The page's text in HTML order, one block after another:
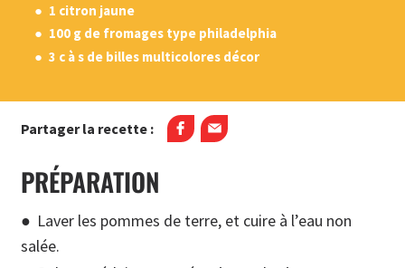
1 citron jaune
100 g de fromages type philadelphia
3 c à s de billes multicolores décor
Partager la recette :
PRÉPARATION
Laver les pommes de terre, et cuire à l’eau non
salée.